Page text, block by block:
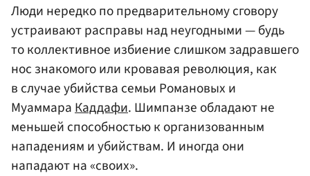
Люди нередко по предварительному сговору
устраивают расправы над неугодными — будь
то коллективное избиение слишком задравшего
нос знакомого или кровавая революция, как
в случае убийства семьи Романовых и
МуаммараКаддафи. Шимпанзе обладают не
меньшей способностью к организованным
нападениям и убийствам. И иногда они
нападают на «своих».